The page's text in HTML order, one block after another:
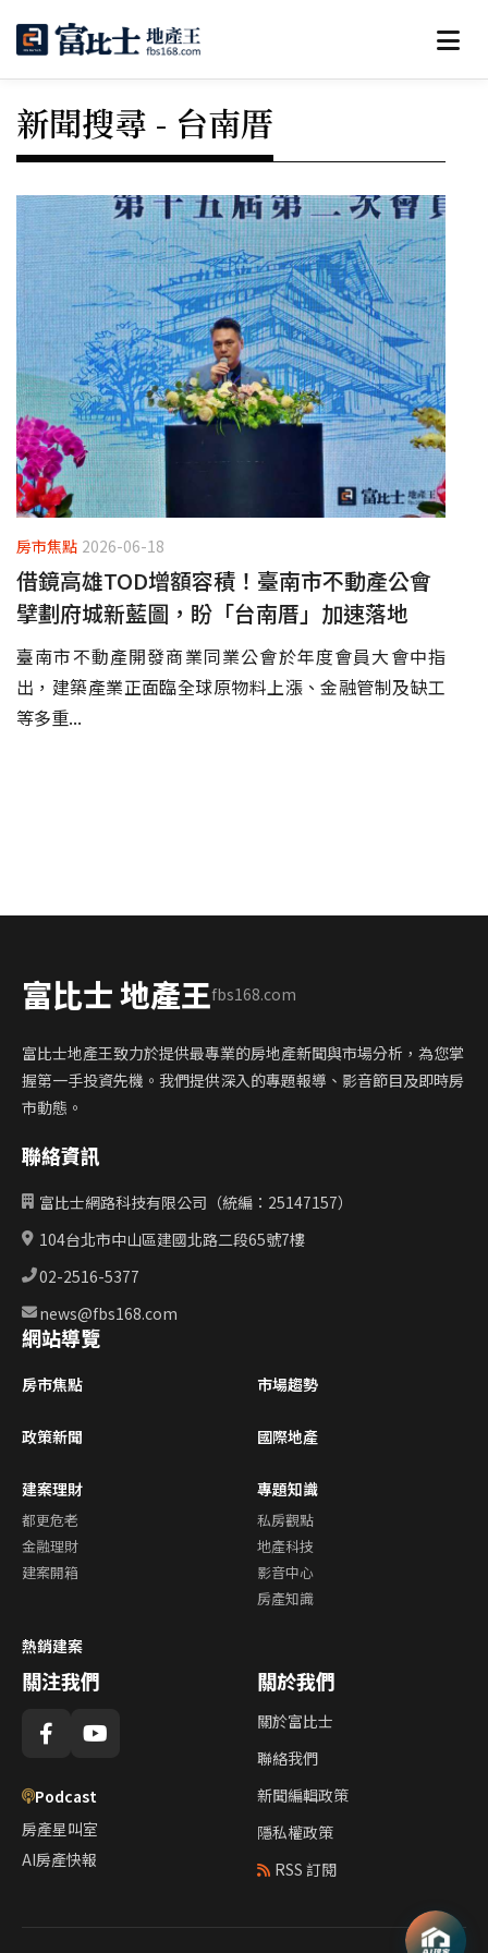
新聞搜尋 - 台南厝
房市焦點 2026-06-18
借鏡高雄TOD增額容積！臺南市不動產公會
擘劃府城新藍圖，盼「台南厝」加速落地
臺南市不動產開發商業同業公會於年度會員大會中指
出，建築產業正面臨全球原物料上漲、金融管制及缺工
等多重...
富比士 地產王fbs168.com
富比士地產王致力於提供最專業的房地產新聞與市場分析，為您掌
握第一手投資先機。我們提供深入的專題報導、影音節目及即時房
市動態。
聯絡資訊
富比士網路科技有限公司（統編：25147157）
104台北市中山區建國北路二段65號7樓
02-2516-5377
news@fbs168.com
網站導覽
房市焦點 市場趨勢
政策新聞 國際地產
建案理財
都更危老
金融理財
建案開箱
專題知識
私房觀點
地產科技
影音中心
房產知識
熱銷建案
關注我們
Podcast
房產星叫室
AI房產快報
關於我們
關於富比士
聯絡我們
新聞編輯政策
隱私權政策
RSS 訂閱